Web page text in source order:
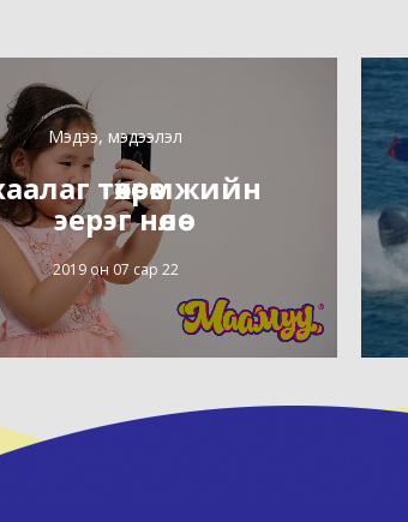
Мэдээ, мэдээлэл
төхөөрөмжийн
эерэг нөлөө
2019 он 07 сар 22